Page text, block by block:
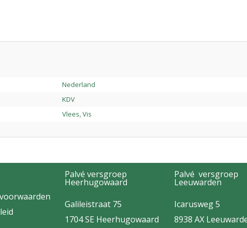
Nederland
KDV
Vlees, Vis
Palvé versgroep
Heerhugowaard
Galileistraat 75
1704 SE Heerhugowaard
Palvé versgroep
Leeuwarden
Icarusweg 5
8938 AX